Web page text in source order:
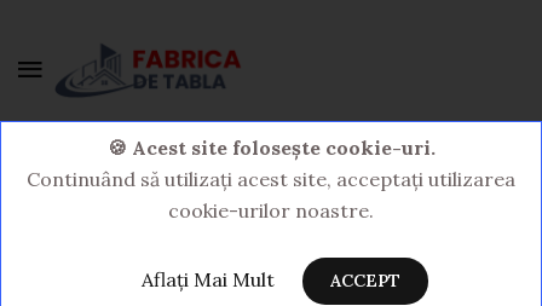
0 Produs(e) - 0,00LEI
🍪 Acest site folosește cookie-uri.
Continuând să utilizați acest site, acceptați utilizarea
cookie-urilor noastre.
Aflați Mai Mult ACCEPT